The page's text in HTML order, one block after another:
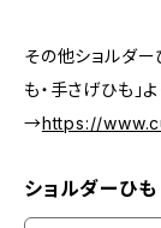
その他ショルダ
も・手さげひも」
→https://
ショルダーひも